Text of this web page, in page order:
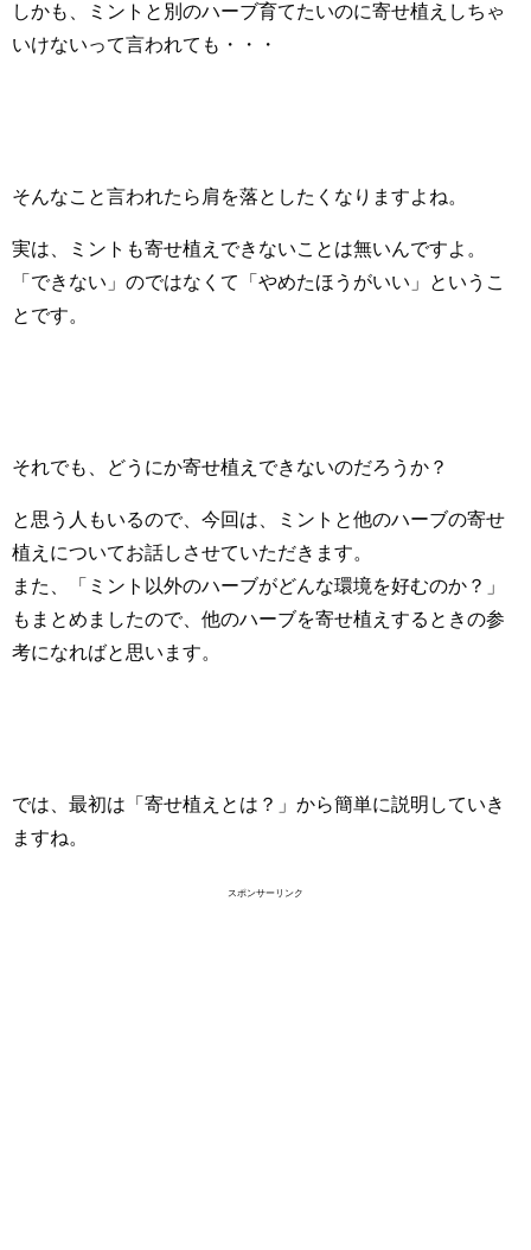
しかも、ミントと別のハーブ育てたいのに寄せ植えしちゃ
いけないって言われても・・・
そんなこと言われたら肩を落としたくなりますよね。
実は、ミントも寄せ植えできないことは無いんですよ。
「できない」のではなくて「やめたほうがいい」というこ
とです。
それでも、どうにか寄せ植えできないのだろうか？
と思う人もいるので、今回は、ミントと他のハーブの寄せ
植えについてお話しさせていただきます。
また、「ミント以外のハーブがどんな環境を好むのか？」
もまとめましたので、他のハーブを寄せ植えするときの参
考になればと思います。
では、最初は「寄せ植えとは？」から簡単に説明していき
ますね。
スポンサーリンク